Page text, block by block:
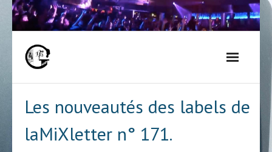
Skip
to
Les nouveautés des labels de
laMiXletter n° 171.